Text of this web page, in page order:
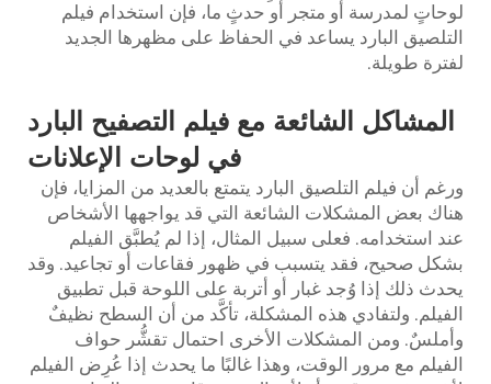
لوحاتٍ لمدرسة أو متجر أو حدثٍ ما، فإن استخدام فيلم
التلصيق البارد يساعد في الحفاظ على مظهرها الجديد
لفترة طويلة.
المشاكل الشائعة مع فيلم التصفيح البارد
في لوحات الإعلانات
ورغم أن فيلم التلصيق البارد يتمتع بالعديد من المزايا، فإن
هناك بعض المشكلات الشائعة التي قد يواجهها الأشخاص
عند استخدامه. فعلى سبيل المثال، إذا لم يُطبَّق الفيلم
بشكل صحيح، فقد يتسبب في ظهور فقاعات أو تجاعيد. وقد
يحدث ذلك إذا وُجد غبار أو أتربة على اللوحة قبل تطبيق
الفيلم. ولتفادي هذه المشكلة، تأكَّد من أن السطح نظيفٌ
وأملسٌ. ومن المشكلات الأخرى احتمال تقشُّر حواف
الفيلم مع مرور الوقت، وهذا غالبًا ما يحدث إذا عُرِض الفيلم